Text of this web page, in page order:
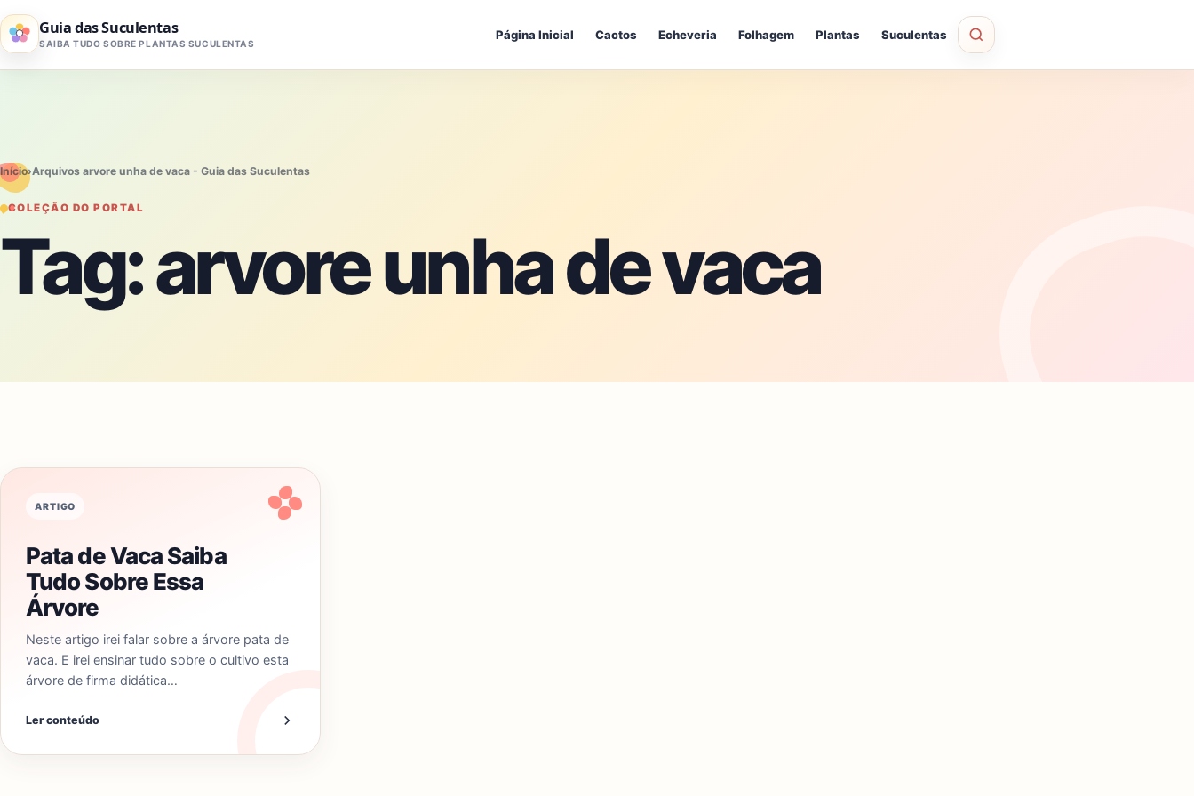
Pular para o conteúdo
Guia das Suculentas
SAIBA TUDO SOBRE PLANTAS SUCULENTAS
Página Inicial Cactos Echeveria Folhagem Plantas Suculentas
Início›Arquivos arvore unha de vaca - Guia das Suculentas
COLEÇÃO DO PORTAL
Tag:arvore unha de vaca
ARTIGO
Pata de Vaca Saiba
Tudo Sobre Essa
Árvore
Neste artigo irei falar sobre a árvore pata de
vaca. E irei ensinar tudo sobre o cultivo esta
árvore de firma didática…
Ler conteúdo